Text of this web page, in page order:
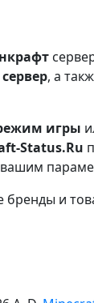
, а
игры
Status.Ru
бренды и